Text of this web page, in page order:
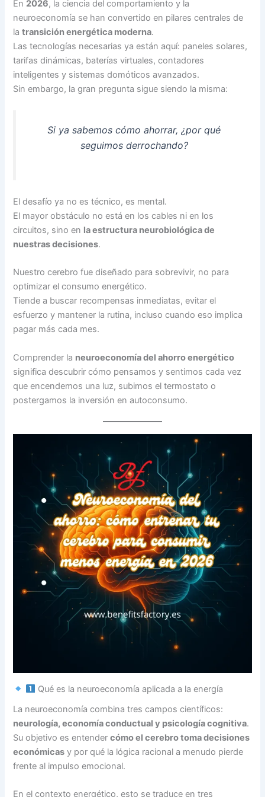
En 2026, la ciencia del comportamiento y la
neuroeconomía se han convertido en pilares centrales de
latransición energética moderna.
Las tecnologías necesarias ya están aquí: paneles solares,
tarifas dinámicas, baterías virtuales, contadores
inteligentes y sistemas domóticos avanzados.
Sin embargo, la gran pregunta sigue siendo la misma:
Si ya sabemos cómo ahorrar, ¿por qué
seguimos derrochando?
El desafío ya no es técnico, es mental.
El mayor obstáculo no está en los cables ni en los
circuitos, sino en la estructura neurobiológica de
nuestras decisiones.
Nuestro cerebro fue diseñado para sobrevivir, no para
optimizar el consumo energético.
Tiende a buscar recompensas inmediatas, evitar el
esfuerzo y mantener la rutina, incluso cuando eso implica
pagar más cada mes.
Comprender la neuroeconomía del ahorro energético
significa descubrir cómo pensamos y sentimos cada vez
que encendemos una luz, subimos el termostato o
postergamos la inversión en autoconsumo.
Qué es la neuroeconomía aplicada a la energía
La neuroeconomía combina tres campos científicos:
neurología, economía conductual y psicología cognitiva.
Su objetivo es entendercómo el cerebro toma decisiones
económicas y por qué la lógica racional a menudo pierde
frente al impulso emocional.
En el contexto energético, esto se traduce en tres